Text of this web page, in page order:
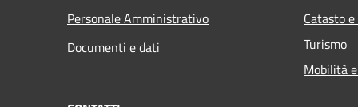
Personale Amministrativo
Documenti e dati
Catasto
Turismo
Mobilità